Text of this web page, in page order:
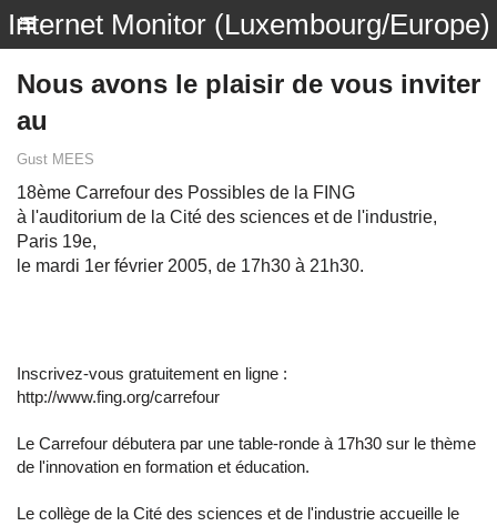
Internet Monitor (Luxembourg/Europe)
Nous avons le plaisir de vous inviter
au
Gust MEES
18ème Carrefour des Possibles de la FING
à l'auditorium de la Cité des sciences et de l'industrie,
Paris 19e,
le mardi 1er février 2005, de 17h30 à 21h30.
Inscrivez-vous gratuitement en ligne :
http://www.fing.org/carrefour
Le Carrefour débutera par une table-ronde à 17h30 sur le thème
de l'innovation en formation et éducation.
Le collège de la Cité des sciences et de l'industrie accueille le